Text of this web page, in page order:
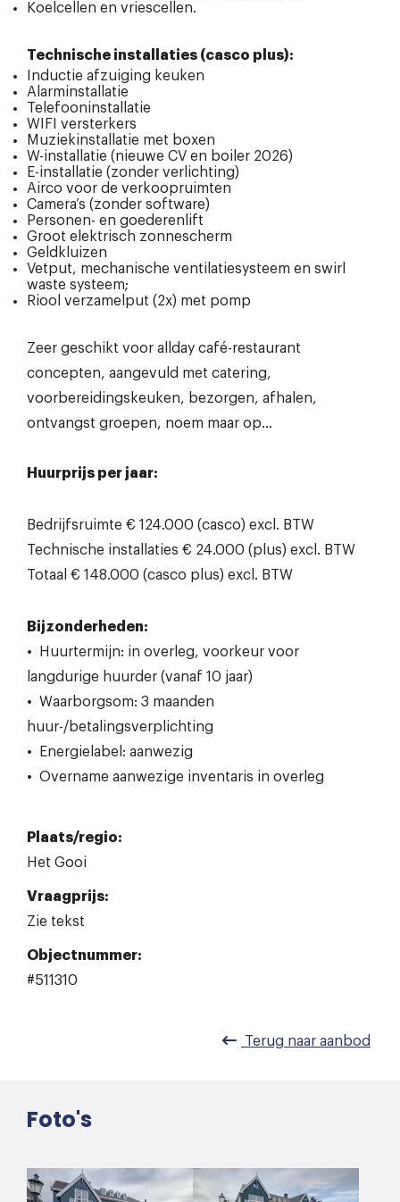
Koelcellen en vriescellen.
Technische installaties (casco plus):
Inductie afzuiging keuken
Alarminstallatie
Telefooninstallatie
WIFI versterkers
Muziekinstallatie met boxen
W-installatie (nieuwe CV en boiler 2026)
E-installatie (zonder verlichting)
Airco voor de verkoopruimten
Camera’s (zonder software)
Personen- en goederenlift
Groot elektrisch zonnescherm
Geldkluizen
Vetput, mechanische ventilatiesysteem en swirl
waste systeem;
Riool verzamelput (2x) met pomp
Zeer geschikt voor allday café-restaurant
concepten, aangevuld met catering,
voorbereidingskeuken, bezorgen, afhalen,
ontvangst groepen, noem maar op…
Huurprijs per jaar:
Bedrijfsruimte € 124.000 (casco) excl. BTW
Technische installaties € 24.000 (plus) excl. BTW
Totaal € 148.000 (casco plus) excl. BTW
Bijzonderheden:
• Huurtermijn: in overleg, voorkeur voor
langdurige huurder (vanaf 10 jaar)
• Waarborgsom: 3 maanden
huur-/betalingsverplichting
• Energielabel: aanwezig
• Overname aanwezige inventaris in overleg
Plaats/regio:
Het Gooi
Vraagprijs:
Zie tekst
Objectnummer:
#511310
Terug naar aanbod
Foto's